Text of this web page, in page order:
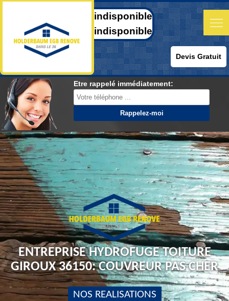
indisponible
indisponible
Devis Gratuit
Etre rappelé immédiatement:
ENTREPRISE HYDROFUGE TOITURE
GIROUX 36150: COUVREUR PAS CHER
NOS REALISATIONS